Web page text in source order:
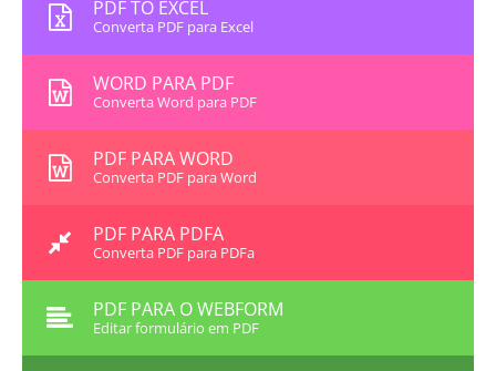
PDF TO EXCEL
Converta PDF para Excel
WORD PARA PDF
Converta Word para PDF
PDF PARA WORD
Converta PDF para Word
PDF PARA PDFA
Converta PDF para PDFa
PDF PARA O WEBFORM
Editar formulário em PDF